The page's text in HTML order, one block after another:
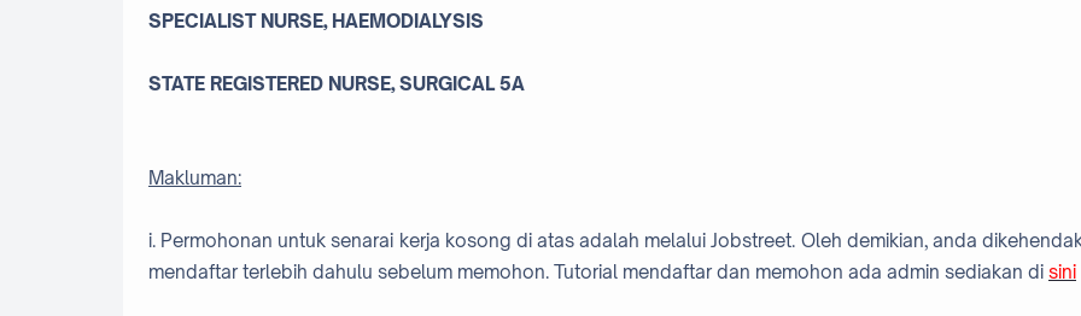
SPECIALIST NURSE, HAEMODIALYSIS
STATE REGISTERED NURSE, SURGICAL 5A
Makluman:
i. Permohonan untuk senarai kerja kosong di atas adalah melalui Jobstreet. Oleh demikian, anda
mendaftar terlebih dahulu sebelum memohon. Tutorial mendaftar dan memohon ada admin sediakan di sini